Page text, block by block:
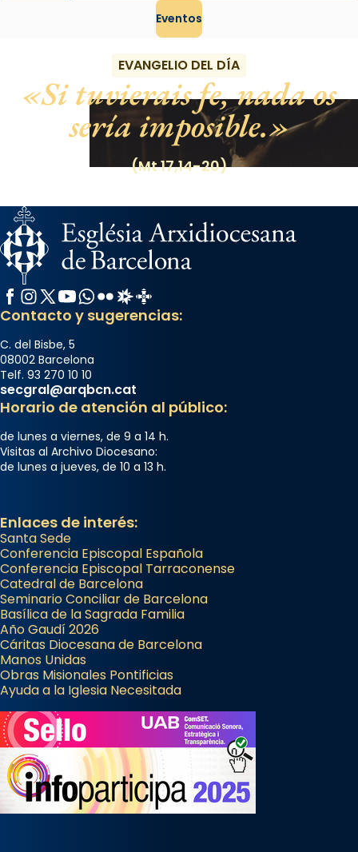
Eventos
EVANGELIO DEL DÍA
Si tuvierais fe, nada os
sería imposible.
(Mt 17,14-20)
Facebook
Instagram
X / Twitter
YouTube
WhatsApp
FlickrRadio Estel
Catalunya Cristiana
Contacto y sugerencias:
C. del Bisbe, 5
08002 Barcelona
Telf. 93 270 10 10
secgral@arqbcn.cat
Horario de atención al público:
de lunes a viernes, de 9 a 14 h.
Visitas al Archivo Diocesano:
de lunes a jueves, de 10 a 13 h.
Enlaces de interés:
Santa Sede
Conferencia Episcopal Española
Conferencia Episcopal Tarraconense
Catedral de Barcelona
Seminario Conciliar de Barcelona
Basílica de la Sagrada Familia
Año Gaudí 2026
Cáritas Diocesana de Barcelona
Manos Unidas
Obras Misionales Pontificias
Ayuda a la Iglesia Necesitada